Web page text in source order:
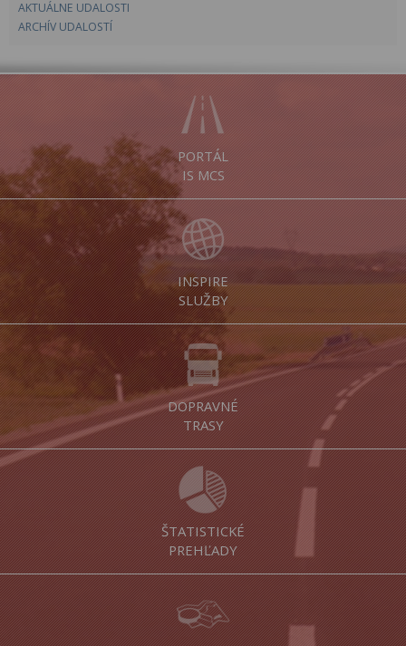
AKTUÁLNE UDALOSTI
ARCHÍV UDALOSTÍ
PORTÁL
IS MCS
INSPIRE
SLUŽBY
DOPRAVNÉ
TRASY
ŠTATISTICKÉ
PREHĽADY